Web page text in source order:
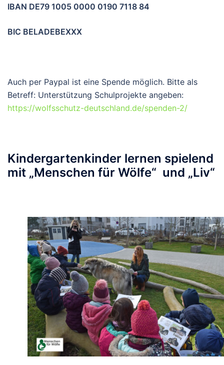
IBAN DE79 1005 0000 0190 7118 84
BIC BELADEBEXXX
Auch per Paypal ist eine Spende möglich. Bitte als
Betreff: Unterstützung Schulprojekte angeben:
https://wolfsschutz-deutschland.de/spenden-2/
Kindergartenkinder lernen spielend
mit „Menschen für Wölfe“ und „Liv“